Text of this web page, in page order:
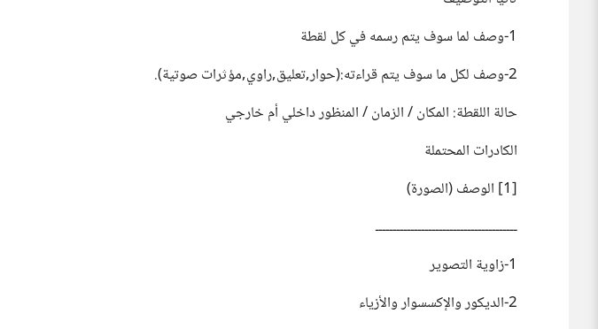
1-وصف لما سوف يتم رسمه في كل لقطة
2-وصف لكل ما سوف يتم قراءته:(حوار,تعليق,راوي,مؤثرات صوتية).
حالة اللقطة: المكان / الزمان / المنظور داخلي أم خارجي
الكادرات المحتملة
[1] الوصف (الصورة)
ــــــــــــــــــــــــــــــــــــــــ
1-زاوية التصوير
2-الديكور والإكسسوار والأزياء